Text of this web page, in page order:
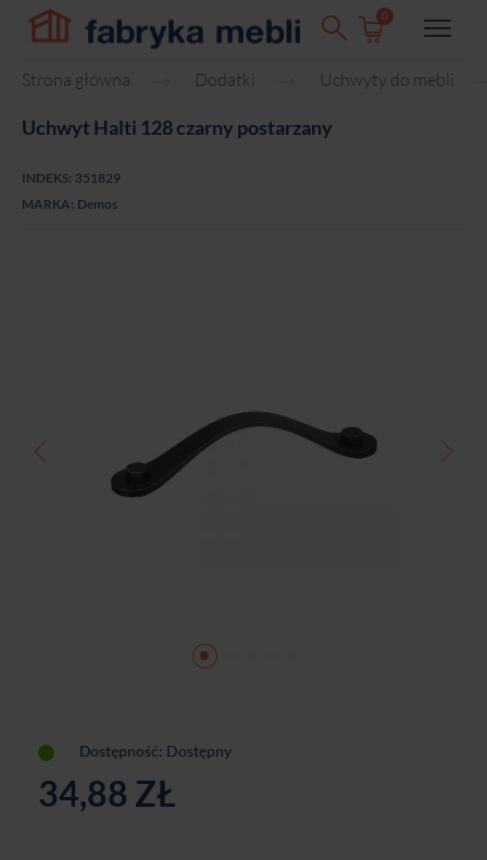
0
Strona główna Dodatki Uchwyty do mebli
Uchwyt Halti 128 czarny postarzany
INDEKS: 351829
MARKA: Demos
Dostępność: Dostępny
34,88 ZŁ